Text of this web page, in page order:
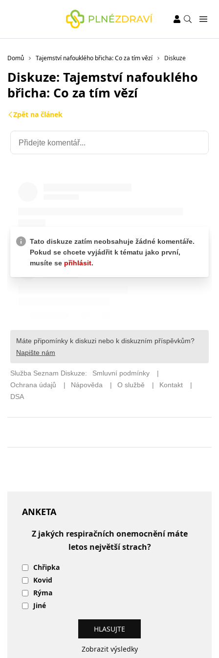
Domů Tajemství nafouklého břicha: Co za tím vězí Diskuze
Diskuze: Tajemství nafouklého
břicha: Co za tím vězí
Zpět na článek
ANKETA
Z jakých respiračních onemocnění máte
letos největší strach?
Chřipka
Kovid
Rýma
Jiné
Zobrazit výsledky